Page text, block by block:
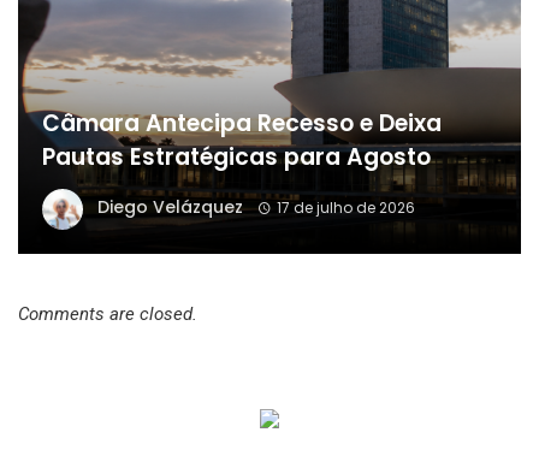
Câmara Antecipa Recesso e Deixa
Pautas Estratégicas para Agosto
Diego Velázquez 17 de julho de 2026
Comments are closed.